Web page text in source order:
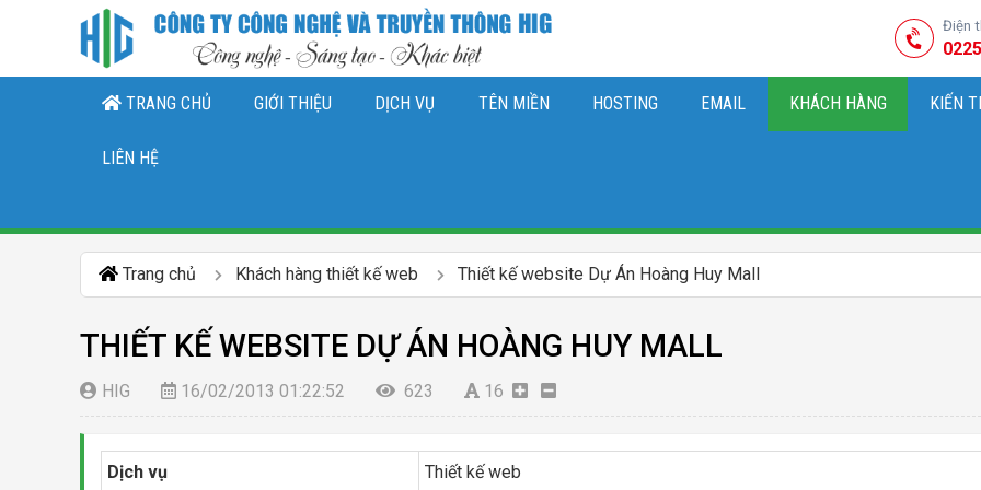
Điện
TRANG CHỦ GIỚI THIỆU DỊCH VỤ TÊN MIỀN HOSTING EMAIL KHÁCH HÀNG KIẾN
LIÊN HỆ
Trang chủ Khách hàng thiết kế web Thiết kế website Dự Án Hoàng Huy Mall
THIẾT KẾ WEBSITE DỰ ÁN HOÀNG HUY MALL
HIG 16/02/2013 01:22:52 623 16
Dịch vụ Thiết kế web